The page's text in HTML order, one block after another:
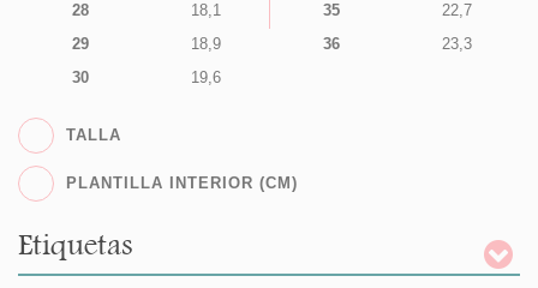
28
18,1
29
18,9
30
19,6
35
22,7
36
23,3
TALLA
PLANTILLA INTERIOR (CM)
Etiquetas